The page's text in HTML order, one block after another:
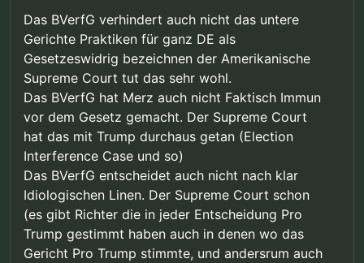
Das BVerfG verhindert auch nicht das untere
Gerichte Praktiken für ganz DE als
Gesetzeswidrig bezeichnen der Amerikanische
Supreme Court tut das sehr wohl.
Das BVerfG hat Merz auch nicht Faktisch Immun
vor dem Gesetz gemacht. Der Supreme Court
hat das mit Trump durchaus getan (Election
Interference Case und so)
Das BVerfG entscheidet auch nicht nach klar
Idiologischen Linen. Der Supreme Court schon
(es gibt Richter die in jeder Entscheidung Pro
Trump gestimmt haben auch in denen wo das
Gericht Pro Trump stimmte, und andersrum auch